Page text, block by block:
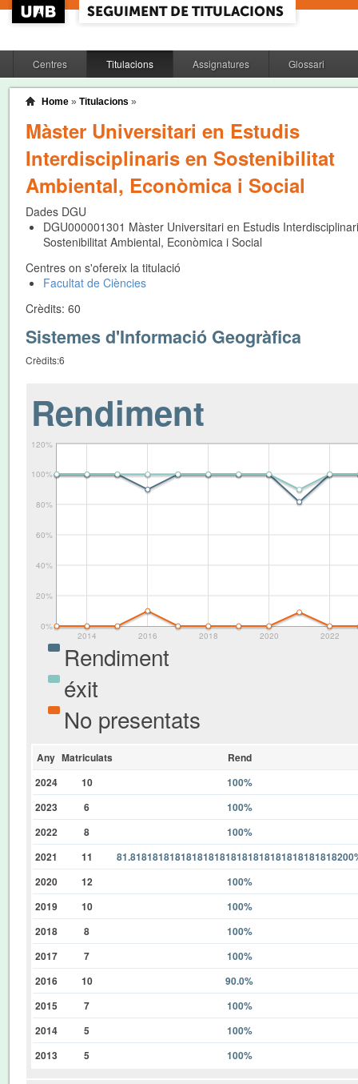
Centres Titulacions Assignatures Glossari
Home » Titulacions »
Màster Universitari en Estudis
Interdisciplinaris en Sostenibilitat
Ambiental, Econòmica i Social
Dades DGU
DGU000001301 Màster Universitari en Estudis
Sostenibilitat Ambiental, Econòmica i Social
Centres on s'ofereix la titulació
Facultat de Ciències
Crèdits: 60
Sistemes d'Informació Geogràfica
Crèdits:6
Rendiment
2014 2016 2018 2020 2022
0%
20%
40%
60%
80%
100%
120%
Rendiment
éxit
No presentats
Any Matriculats
Rend
2024
10
100%
2023
6
100%
2022
8
100%
2021
11
2020
12
100%
2019
10
100%
2018
8
100%
2017
7
100%
2016
10
90.0%
2015
7
100%
2014
5
100%
2013
5 100%